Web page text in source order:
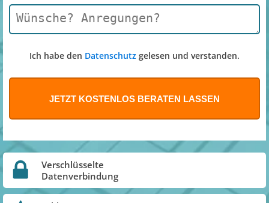
Ich habe den Datenschutz gelesen und verstanden.
Verschlüsselte
Datenverbindung